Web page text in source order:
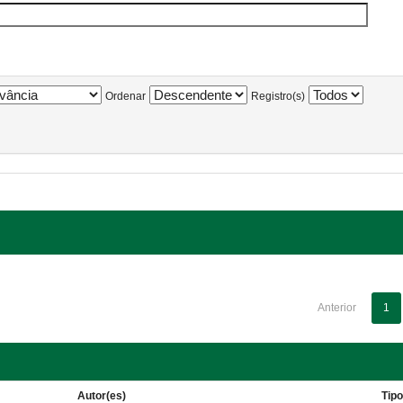
Ordenar Registro(s)
Anterior 1
Autor(es) Tipo